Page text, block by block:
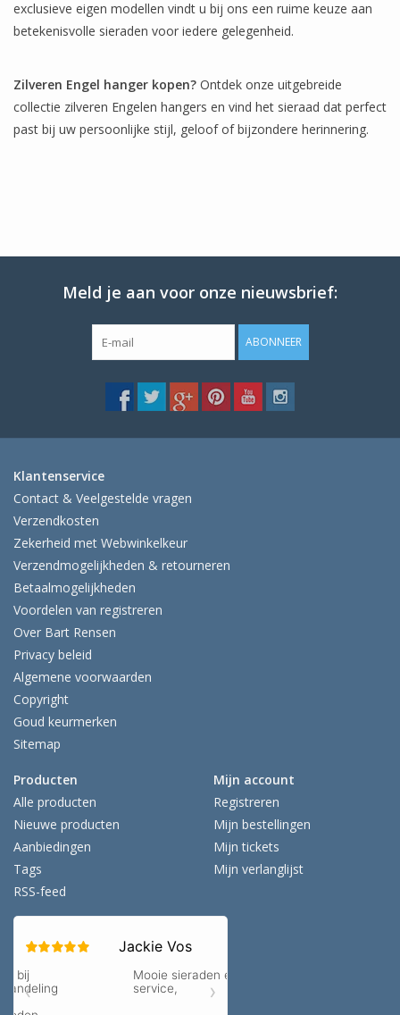
exclusieve eigen modellen vindt u bij ons een ruime keuze aan
betekenisvolle sieraden voor iedere gelegenheid.
Zilveren Engel hanger kopen? Ontdek onze uitgebreide
collectie zilveren Engelen hangers en vind het sieraad dat perfect
past bij uw persoonlijke stijl, geloof of bijzondere herinnering.
Meld je aan voor onze nieuwsbrief:
ABONNEER
Klantenservice
Contact & Veelgestelde vragen
Verzendkosten
Zekerheid met Webwinkelkeur
Verzendmogelijkheden & retourneren
Betaalmogelijkheden
Voordelen van registreren
Over Bart Rensen
Privacy beleid
Algemene voorwaarden
Copyright
Goud keurmerken
Sitemap
Producten
Alle producten
Nieuwe producten
Aanbiedingen
Tags
RSS-feed
Mijn account
Registreren
Mijn bestellingen
Mijn tickets
Mijn verlanglijst